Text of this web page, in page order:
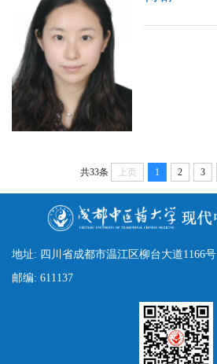
共33条 上页 1 2 3
地址: 四川省成都市温江区柳台大道1166号
邮编: 611137